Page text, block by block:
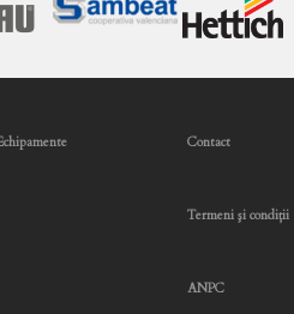
Contact
Termeni şi condiţii
ANPC